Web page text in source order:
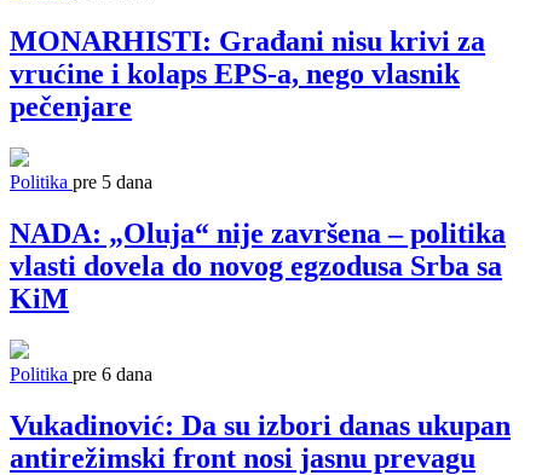
MONARHISTI: Građani nisu krivi za
vrućine i kolaps EPS-a, nego vlasnik
pečenjare
Politika pre 5 dana
NADA: „Oluja“ nije završena – politika
vlasti dovela do novog egzodusa Srba sa
KiM
Politika pre 6 dana
Vukadinović: Da su izbori danas ukupan
antirežimski front nosi jasnu prevagu